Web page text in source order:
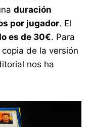
duración
por jugador. El
es de 30€. Para
de la versión
nos ha